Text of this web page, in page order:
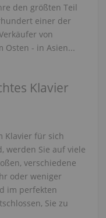
den größten Teil
einer der
von
Osten - in Asien...
Klavier
Klavier für sich
werden Sie auf viele
verschiedene
oder weniger
im perfekten
Sie zu